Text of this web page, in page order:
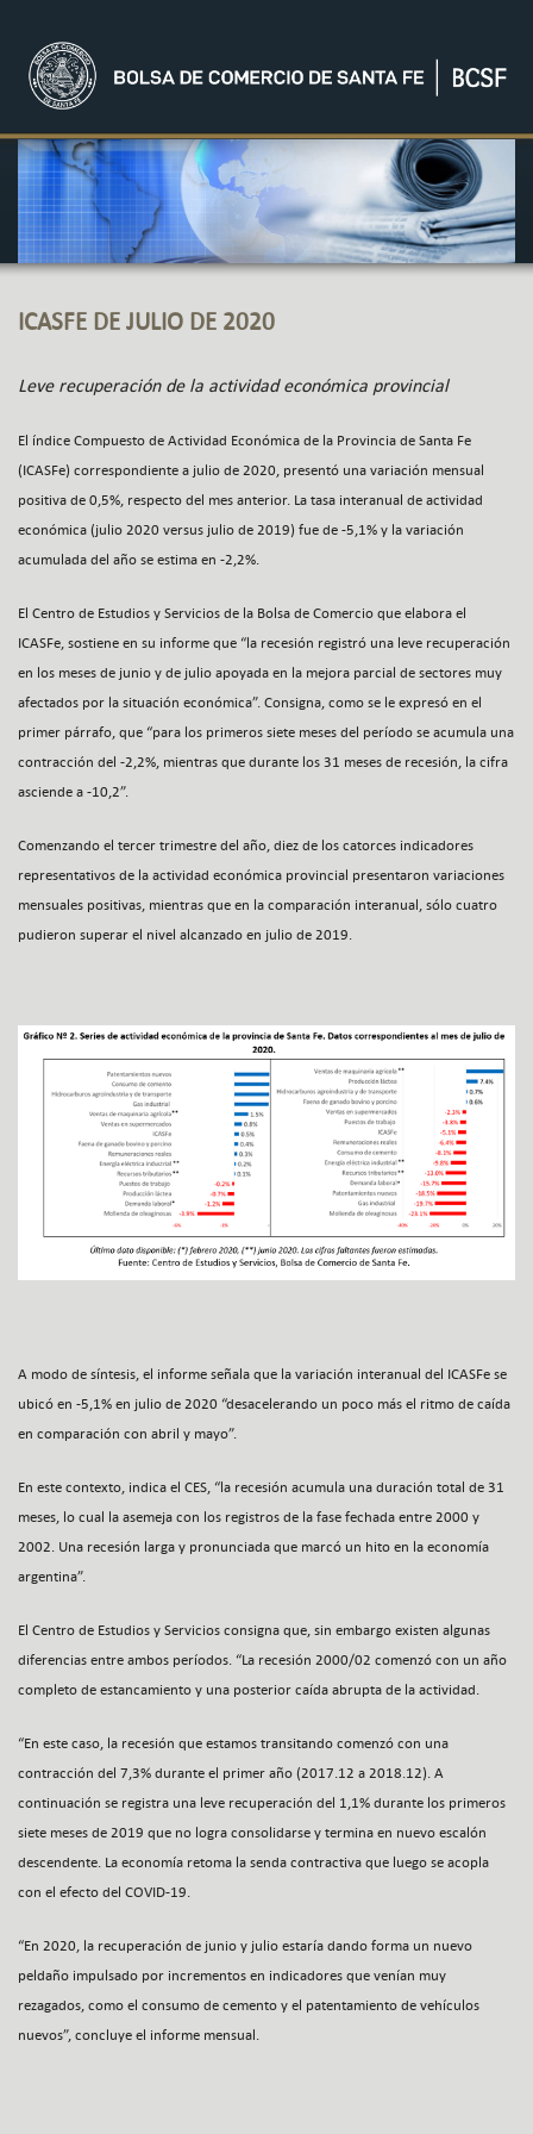
ICASFE DE JULIO DE 2020
Leve recuperación de la actividad económica provincial
El índice Compuesto de Actividad Económica de la Provincia de Santa Fe
(ICASFe) correspondiente a julio de 2020, presentó una variación mensual
positiva de 0,5%, respecto del mes anterior. La tasa interanual de actividad
económica (julio 2020 versus julio de 2019) fue de -5,1% y la variación
acumulada del año se estima en -2,2%.
El Centro de Estudios y Servicios de la Bolsa de Comercio que elabora el
ICASFe, sostiene en su informe que “la recesión registró una leve recuperación
en los meses de junio y de julio apoyada en la mejora parcial de sectores muy
afectados por la situación económica”. Consigna, como se le expresó en el
primer párrafo, que “para los primeros siete meses del período se acumula una
contracción del -2,2%, mientras que durante los 31 meses de recesión, la cifra
asciende a -10,2”.
Comenzando el tercer trimestre del año, diez de los catorces indicadores
representativos de la actividad económica provincial presentaron variaciones
mensuales positivas, mientras que en la comparación interanual, sólo cuatro
pudieron superar el nivel alcanzado en julio de 2019.
A modo de síntesis, el informe señala que la variación interanual del ICASFe se
ubicó en -5,1% en julio de 2020 “desacelerando un poco más el ritmo de caída
en comparación con abril y mayo”.
En este contexto, indica el CES, “la recesión acumula una duración total de 31
meses, lo cual la asemeja con los registros de la fase fechada entre 2000 y
2002. Una recesión larga y pronunciada que marcó un hito en la economía
argentina”.
El Centro de Estudios y Servicios consigna que, sin embargo existen algunas
diferencias entre ambos períodos. “La recesión 2000/02 comenzó con un año
completo de estancamiento y una posterior caída abrupta de la actividad.
“En este caso, la recesión que estamos transitando comenzó con una
contracción del 7,3% durante el primer año (2017.12 a 2018.12). A
continuación se registra una leve recuperación del 1,1% durante los primeros
siete meses de 2019 que no logra consolidarse y termina en nuevo escalón
descendente. La economía retoma la senda contractiva que luego se acopla
con el efecto del COVID-19.
“En 2020, la recuperación de junio y julio estaría dando forma un nuevo
peldaño impulsado por incrementos en indicadores que venían muy
rezagados, como el consumo de cemento y el patentamiento de vehículos
nuevos”, concluye el informe mensual.